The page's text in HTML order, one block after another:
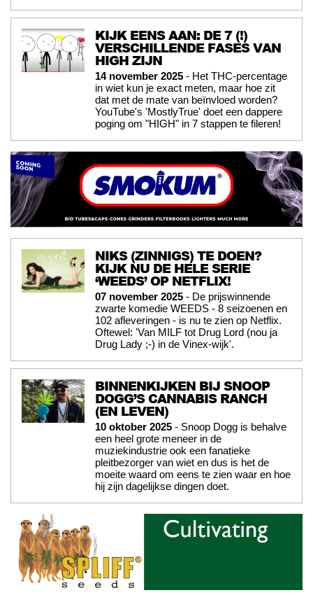
KIJK EENS AAN: DE 7 (!)
VERSCHILLENDE FASES VAN
HIGH ZIJN
14 november 2025 - Het THC-percentage
in wiet kun je exact meten, maar hoe zit
dat met de mate van beïnvloed worden?
YouTube's 'MostlyTrue' doet een dappere
poging om "HIGH" in 7 stappen te fileren!
NIKS (ZINNIGS) TE DOEN?
KIJK NU DE HELE SERIE
‘WEEDS’ OP NETFLIX!
07 november 2025 - De prijswinnende
zwarte komedie WEEDS - 8 seizoenen en
102 afleveringen - is nu te zien op Netflix.
Oftewel: 'Van MILF tot Drug Lord (nou ja
Drug Lady ;-) in de Vinex-wijk'.
BINNENKIJKEN BIJ SNOOP
DOGG’S CANNABIS RANCH
(EN LEVEN)
10 oktober 2025 - Snoop Dogg is behalve
een heel grote meneer in de
muziekindustrie ook een fanatieke
pleitbezorger van wiet en dus is het de
moeite waard om eens te zien waar en hoe
hij zijn dagelijkse dingen doet.